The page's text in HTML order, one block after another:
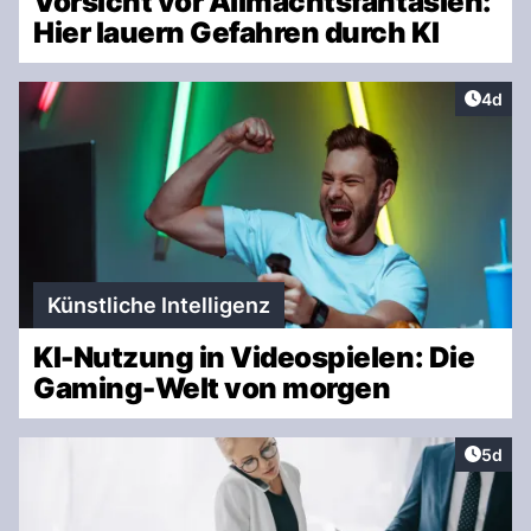
Hier lauern Gefahren durch KI
4d
Künstliche Intelligenz
KI-Nutzung in Videospielen: Die
Gaming-Welt von morgen
5d